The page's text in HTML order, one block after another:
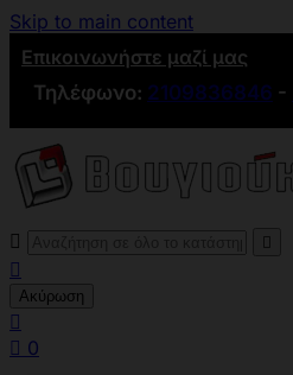
Skip to main content
Επικοινωνήστε μαζί μας
Τηλέφωνο: 2109836846 -
 

Ακύρωση

 0